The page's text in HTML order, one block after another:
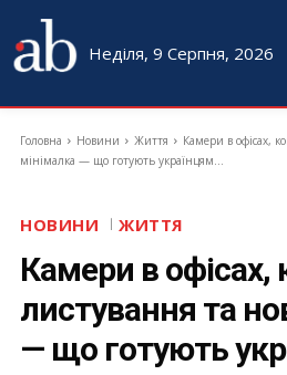
Неділя, 9 Серпня, 2026
Головна Новини Життя
Камери в офісах,
мінімалка — що готують українцям...
НОВИНИ ЖИТТЯ
Камери в офісах,
листування та
— що готують